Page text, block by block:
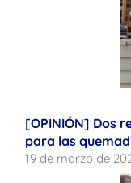
[OPINIÓN] Dos
para las
19 de marzo de